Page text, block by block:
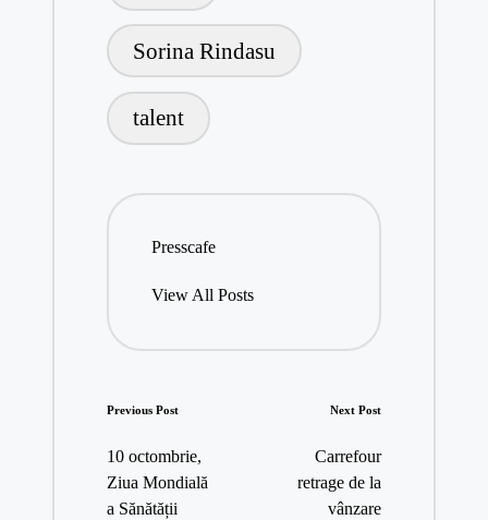
Sorina Rindasu
talent
Presscafe
View All Posts
Post
navigation
Previous Post
10 octombrie,
Ziua Mondială
a Sănătății
Next Post
Carrefour
retrage de la
vânzare